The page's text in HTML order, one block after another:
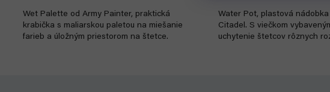
Wet Palette od Army Painter, praktická
krabička s maliarskou paletou na miešanie
farieb a úložným priestorom na štetce.
Water Pot, plastová
Citadel. S viečkom
uchytenie štetcov rôznych